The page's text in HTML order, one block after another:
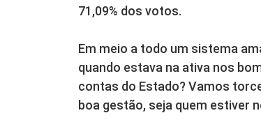
71,09% dos votos.
Em meio a todo um sistema
quando estava na ativa nos
contas do Estado? Vamos
boa gestão, seja quem estiver